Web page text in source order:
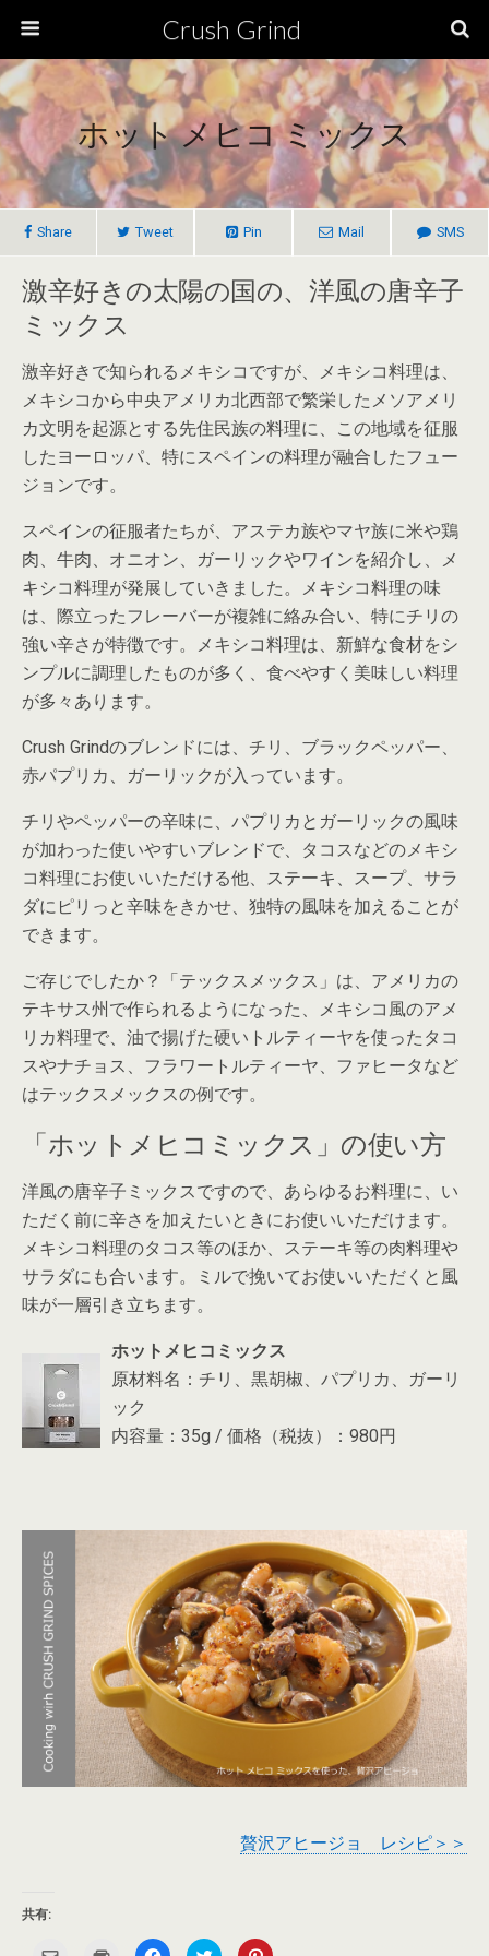
Crush Grind
ホット メヒコ ミックス
Share Tweet Pin Mail SMS
激辛好きの太陽の国の、洋風の唐辛子
ミックス
激辛好きで知られるメキシコですが、メキシコ料理は、
メキシコから中央アメリカ北西部で繁栄したメソアメリ
カ文明を起源とする先住民族の料理に、この地域を征服
したヨーロッパ、特にスペインの料理が融合したフュー
ジョンです。
スペインの征服者たちが、アステカ族やマヤ族に米や鶏
肉、牛肉、オニオン、ガーリックやワインを紹介し、メ
キシコ料理が発展していきました。メキシコ料理の味
は、際立ったフレーバーが複雑に絡み合い、特にチリの
強い辛さが特徴です。メキシコ料理は、新鮮な食材をシ
ンプルに調理したものが多く、食べやすく美味しい料理
が多々あります。
Crush Grindのブレンドには、チリ、ブラックペッパー、
赤パプリカ、ガーリックが入っています。
チリやペッパーの辛味に、パプリカとガーリックの風味
が加わった使いやすいブレンドで、タコスなどのメキシ
コ料理にお使いいただける他、ステーキ、スープ、サラ
ダにピリっと辛味をきかせ、独特の風味を加えることが
できます。
ご存じでしたか？「テックスメックス」は、アメリカの
テキサス州で作られるようになった、メキシコ風のアメ
リカ料理で、油で揚げた硬いトルティーヤを使ったタコ
スやナチョス、フラワートルティーヤ、ファヒータなど
はテックスメックスの例です。
「ホットメヒコミックス」の使い方
洋風の唐辛子ミックスですので、あらゆるお料理に、い
ただく前に辛さを加えたいときにお使いいただけます。
メキシコ料理のタコス等のほか、ステーキ等の肉料理や
サラダにも合います。ミルで挽いてお使いいただくと風
味が一層引き立ちます。
ホットメヒコミックス
原材料名：チリ、黒胡椒、パプリカ、ガーリ
ック
内容量：35g / 価格（税抜）：980円
贅沢アヒージョ レシピ＞＞
共有:
F ク ク